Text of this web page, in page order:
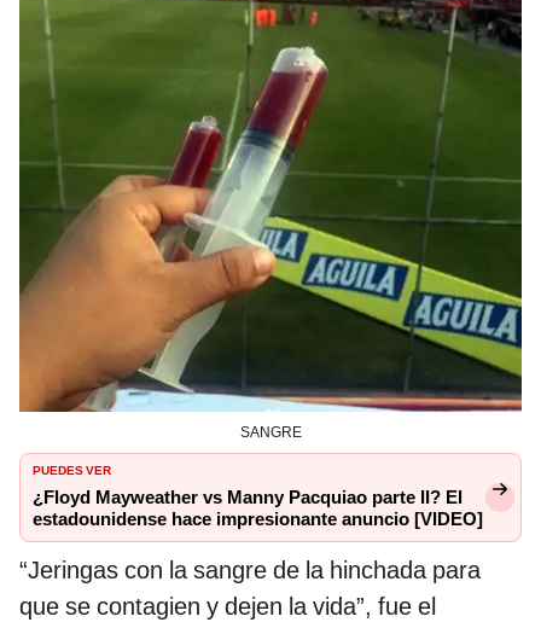
SANGRE
PUEDES VER
¿Floyd Mayweather vs Manny Pacquiao parte II? El
estadounidense hace impresionante anuncio [VIDEO]
“Jeringas con la sangre de la hinchada para
que se contagien y dejen la vida”, fue el